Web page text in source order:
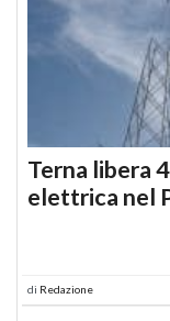
Terna libera
elettrica nel
di Redazione